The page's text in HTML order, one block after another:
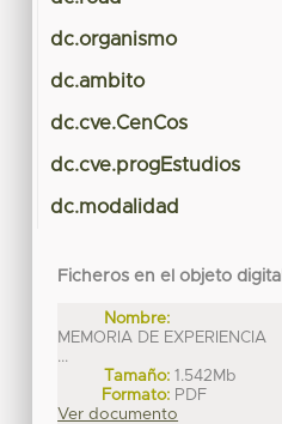
dc.organismo
dc.ambito
dc.cve.CenCos
dc.cve.progEstudios
dc.modalidad
Ficheros en el objeto digital
Nombre:
MEMORIA DE EXPERIENCIA
...
Tamaño: 1.542Mb
Formato: PDF
Ver documento